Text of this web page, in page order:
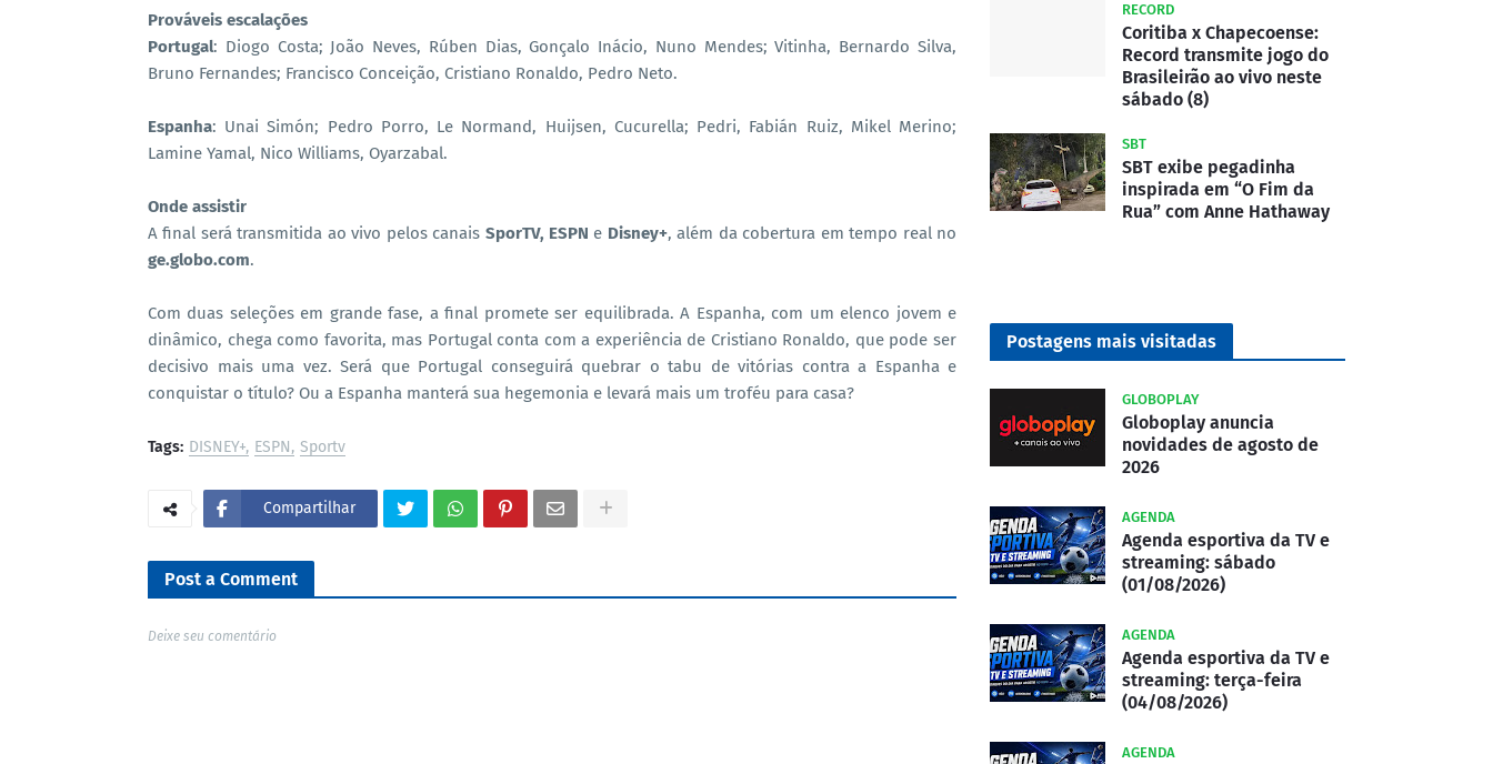
Prováveis escalações
Portugal: Diogo Costa; João Neves, Rúben Dias, Gonçalo Inácio, Nuno Mendes; Vitinha, Bernardo Silva,
Bruno Fernandes; Francisco Conceição, Cristiano Ronaldo, Pedro Neto.
Espanha: Unai Simón; Pedro Porro, Le Normand, Huijsen, Cucurella; Pedri, Fabián Ruiz, Mikel Merino;
Lamine Yamal, Nico Williams, Oyarzabal.
Onde assistir
A final será transmitida ao vivo pelos canais SporTV, ESPN e Disney+, além da cobertura em tempo real no
ge.globo.com.
Com duas seleções em grande fase, a final promete ser equilibrada. A Espanha, com um elenco jovem e
dinâmico, chega como favorita, mas Portugal conta com a experiência de Cristiano Ronaldo, que pode ser
decisivo mais uma vez. Será que Portugal conseguirá quebrar o tabu de vitórias contra a Espanha e
conquistar o título? Ou a Espanha manterá sua hegemonia e levará mais um troféu para casa?
Tags: DISNEY+ ESPN Sportv
Compartilhar
Post a Comment
Deixe seu comentário
RECORD
Coritiba x Chapecoense:
Record transmite jogo do
Brasileirão ao vivo neste
sábado (8)
SBT
SBT exibe pegadinha
inspirada em “O Fim da
Rua” com Anne Hathaway
Postagens mais visitadas
GLOBOPLAY
Globoplay anuncia
novidades de agosto de
2026
AGENDA
Agenda esportiva da TV e
streaming: sábado
(01/08/2026)
AGENDA
Agenda esportiva da TV e
streaming: terça-feira
(04/08/2026)
AGENDA